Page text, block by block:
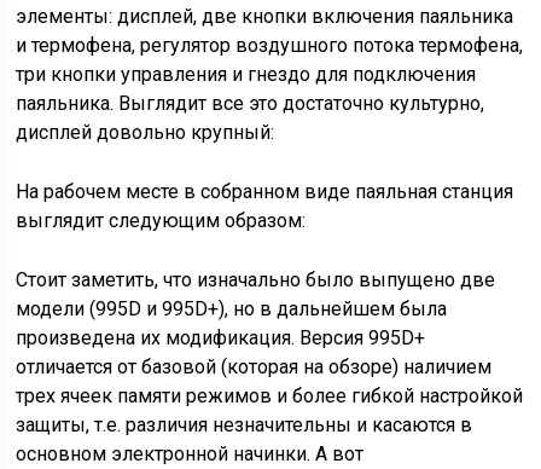
элементы: дисплей, две кнопки включения паяльника
и термофена, регулятор воздушного потока термофена,
три кнопки управления и гнездо для подключения
паяльника. Выглядит все это достаточно культурно,
дисплей довольно крупный:
На рабочем месте в собранном виде паяльная станция
выглядит следующим образом:
Стоит заметить, что изначально было выпущено две
модели (995D и 995D+), но в дальнейшем была
произведена их модификация. Версия 995D+
отличается от базовой (которая на обзоре) наличием
трех ячеек памяти режимов и более гибкой настройкой
защиты, т.е. различия незначительны и касаются в
основном электронной начинки. А вот